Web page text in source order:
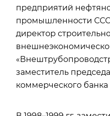
предприятий
промышленности
директор
заместитель
коммерческого